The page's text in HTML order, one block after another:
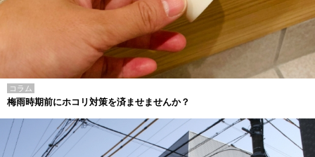
コラム
梅雨時期前にホコリ対策を済ませませんか？